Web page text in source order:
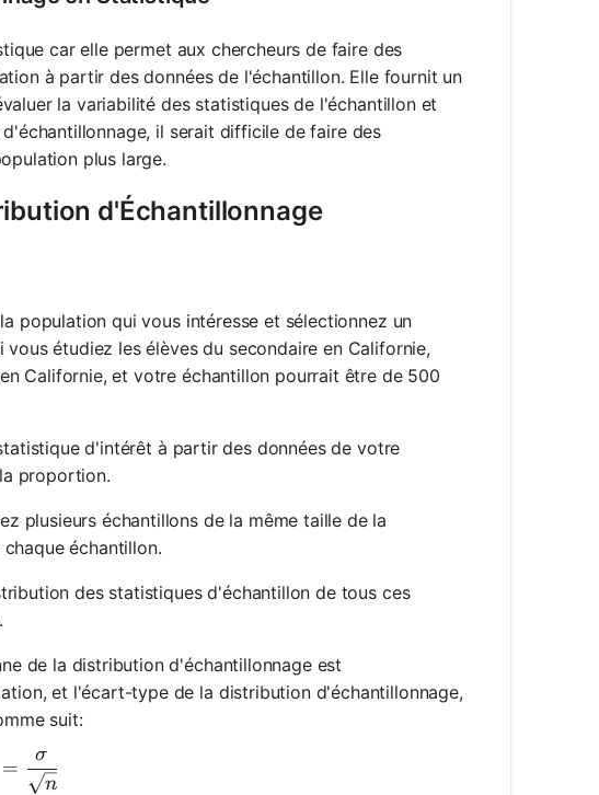
car elle permet aux chercheurs de faire des
à partir des données de l'échantillon. Elle fournit un
la variabilité des statistiques de l'échantillon et
il serait difficile de faire des
plus large.
d'Échantillonnage
population qui vous intéresse et sélectionnez un
étudiez les élèves du secondaire en Californie,
Californie, et votre échantillon pourrait être de 500
d'intérêt à partir des données de votre
proportion.
plusieurs échantillons de la même taille de la
échantillon.
des statistiques d'échantillon de tous ces
de la distribution d'échantillonnage est
et l'écart-type de la distribution d'échantillonnage,
suit:
\sigma_{\bar{x}} = \frac{\sigma}{\sqrt{n}}
=
n
σ